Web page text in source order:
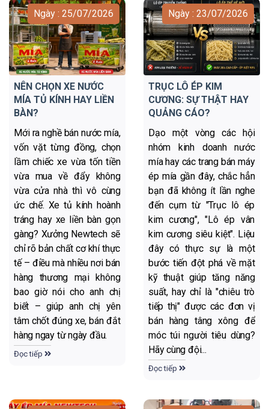
NÊN CHỌN XE NƯỚC
MÍA TỦ KÍNH HAY LIỀN
BÀN?
Ngày : 25/07/2026
Mới ra nghề bán nước mía,
vốn vặt từng đồng, chọn
lầm chiếc xe vừa tốn tiền
vừa mua về đẩy không
vừa cửa nhà thì vô cùng
ức chế. Xe tủ kính hoành
tráng hay xe liền bàn gọn
gàng? Xưởng Newtech sẽ
chỉ rõ bản chất cơ khí thực
tế – điều mà nhiều nơi bán
hàng thương mại không
bao giờ nói cho anh chị
biết – giúp anh chị yên
tâm chốt đúng xe, bán đắt
hàng ngay từ ngày đầu.
Đọc tiếp
TRỤC LÔ ÉP KIM
CƯƠNG: SỰ THẬT HAY
QUẢNG CÁO?
Ngày : 23/07/2026
Dạo một vòng các hội
nhóm kinh doanh nước
mía hay các trang bán máy
ép mía gần đây, chắc hẳn
bạn đã không ít lần nghe
đến cụm từ "Trục lô ép
kim cương", "Lô ép vân
kim cương siêu kiệt". Liệu
đây có thực sự là một
bước tiến đột phá về mặt
kỹ thuật giúp tăng năng
suất, hay chỉ là "chiêu trò
tiếp thị" được các đơn vị
bán hàng tâng xông để
móc túi người tiêu dùng?
Hãy cùng đội...
Đọc tiếp